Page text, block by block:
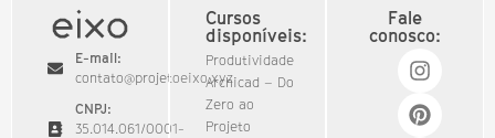
E-mail:
contato@projetoeixo.xyz
CNPJ:
35.014.061/0001-
Cursos
disponíveis:
Produtividade
Archicad – Do
Zero ao
Projeto
Fale
conosco: